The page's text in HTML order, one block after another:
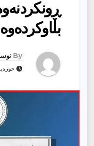
بڵاوكردەوە
By
حوزەیران